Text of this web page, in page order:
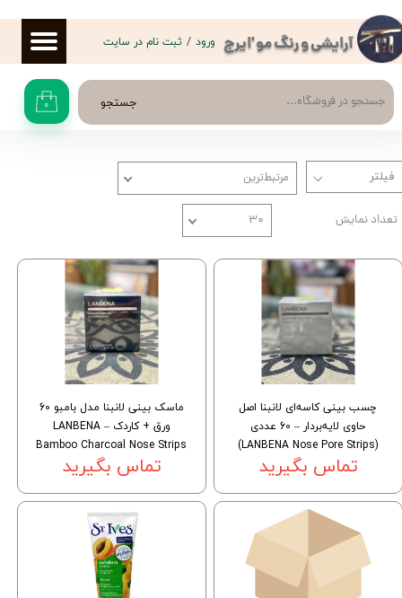
آرایشی و رنگ مو 'ایرج
جستجو ۰
ورود / ثبت نام در سایت
حساب کاربری من
تغییر گذر واژه
سفارشات
خروج از حساب کاربری
مرتبط‌ترین
تعداد نمایش ۳۰
چسب بینی کاسه‌ای لانبنا اصل
حاوی لایه‌بردار – 60 عددی
(LANBENA Nose Pore Strips)
تماس بگیرید
ماسک بینی لانبنا مدل بامبو 60
ورق + کاردک – LANBENA
Bamboo Charcoal Nose Strips
تماس بگیرید